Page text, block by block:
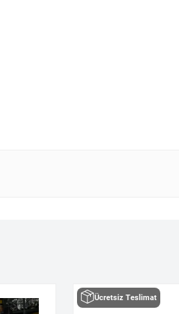
Ücretsiz Teslimat